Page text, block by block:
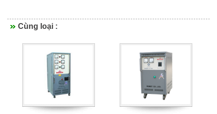
Cùng loại :